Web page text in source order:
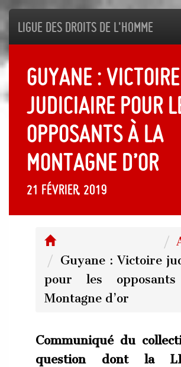
Ligue des droits de l'Homme
Guyane : Victoire
judiciaire pour
opposants à la
Montagne d’or
21 février, 2019
Guyane : Victoire
pour les
Montagne d’or
Communiqué du
question dont la